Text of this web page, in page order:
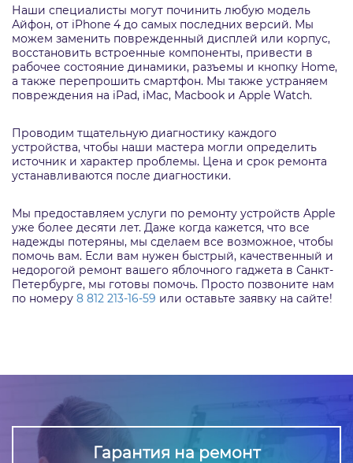
Наши специалисты могут починить любую модель
Айфон, от iPhone 4 до самых последних версий. Мы
можем заменить поврежденный дисплей или корпус,
восстановить встроенные компоненты, привести в
рабочее состояние динамики, разъемы и кнопку Home,
а также перепрошить смартфон. Мы также устраняем
повреждения на iPad, iMac, Macbook и Apple Watch.
Проводим тщательную диагностику каждого
устройства, чтобы наши мастера могли определить
источник и характер проблемы. Цена и срок ремонта
устанавливаются после диагностики.
Мы предоставляем услуги по ремонту устройств Apple
уже более десяти лет. Даже когда кажется, что все
надежды потеряны, мы сделаем все возможное, чтобы
помочь вам. Если вам нужен быстрый, качественный и
недорогой ремонт вашего яблочного гаджета в Санкт-
Петербурге, мы готовы помочь. Просто позвоните нам
по номеру 8 812 213-16-59 или оставьте заявку на сайте!
Гарантия на ремонт